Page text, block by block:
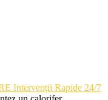
Intervenții Rapide 24/7